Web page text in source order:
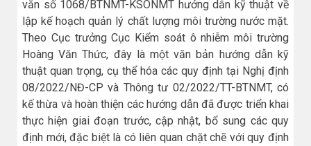
văn số 1068/BTNMT-KSONMT hướng dẫn kỹ thuật về
lập kế hoạch quản lý chất lượng môi trường nước mặt.
Theo Cục trưởng Cục Kiểm soát ô nhiễm môi trường
Hoàng Văn Thức, đây là một văn bản hướng dẫn kỹ
thuật quan trọng, cụ thể hóa các quy định tại Nghị định
08/2022/NĐ-CP và Thông tư 02/2022/TT-BTNMT, có
kế thừa và hoàn thiện các hướng dẫn đã được triển khai
thực hiện giai đoạn trước, cập nhật, bổ sung các quy
định mới, đặc biệt là có liên quan chặt chẽ với quy định